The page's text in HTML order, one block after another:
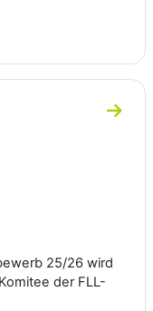
Zum
25/26 wird
der FLL-